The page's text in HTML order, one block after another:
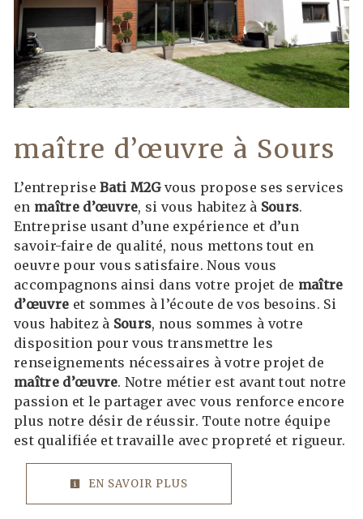
maître d’œuvre à Sours
L’entrepriseBati M2Gvous propose ses services
en maître d’œuvre, si vous habitez à Sours.
Entreprise usant d’une expérience et d’un
savoir-faire de qualité, nous mettons tout en
oeuvre pour vous satisfaire. Nous vous
accompagnons ainsi dans votre projet de maître
d’œuvre et sommes à l’écoute de vos besoins. Si
vous habitez à Sours, nous sommes à votre
disposition pour vous transmettre les
renseignements nécessaires à votre projet de
maître d’œuvre. Notre métier est avant tout notre
passion et le partager avec vous renforce encore
plus notre désir de réussir. Toute notre équipe
est qualifiée et travaille avec propreté et rigueur.
EN SAVOIR PLUS